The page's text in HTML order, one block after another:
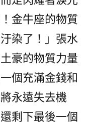
金牛座的物質
染了！」張水
豪的物質力量
個充滿金錢和
永遠失去機
剩下最後一個